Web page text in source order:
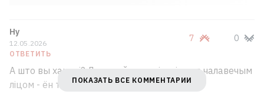
Ну
12.05.2026
ОТВЕТИТЬ
7 0
А што вы хацелі? Дзяржаўны капіталізьм з чалавечым
ліцом - ён такіПОКАЗАТЬ ВСЕ КОММЕНТАРИИ
рулем был 14‑летний подросток
«У них болезнь. Они сумасшедшие».
Дональд Трамп поиздевался над